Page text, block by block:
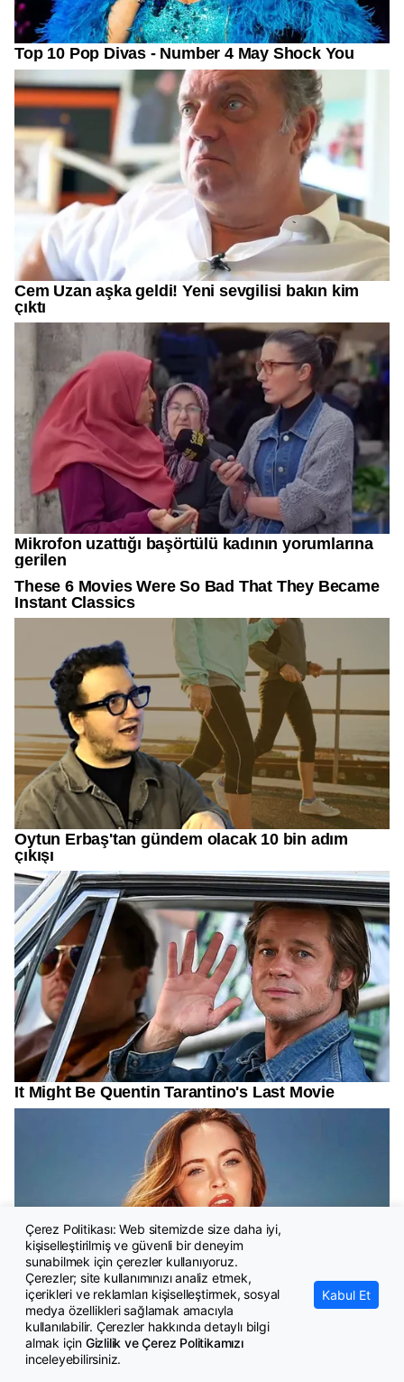
Çerez Politikası: Web sitemizde size daha iyi,
kişiselleştirilmiş ve güvenli bir deneyim
sunabilmek için çerezler kullanıyoruz.
Çerezler; site kullanımınızı analiz etmek,
içerikleri ve reklamları kişiselleştirmek, sosyal
medya özellikleri sağlamak amacıyla
kullanılabilir. Çerezler hakkında detaylı bilgi
almak için Gizlilik ve Çerez Politikamızı
inceleyebilirsiniz.
Kabul Et